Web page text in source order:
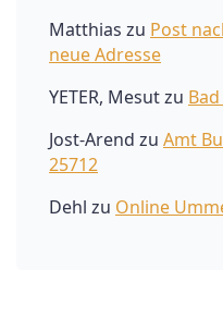
Matthias zu Post
neue Adresse
YETER, Mesutzu
Jost-Arend zu Amt
25712
Dehl zu Online